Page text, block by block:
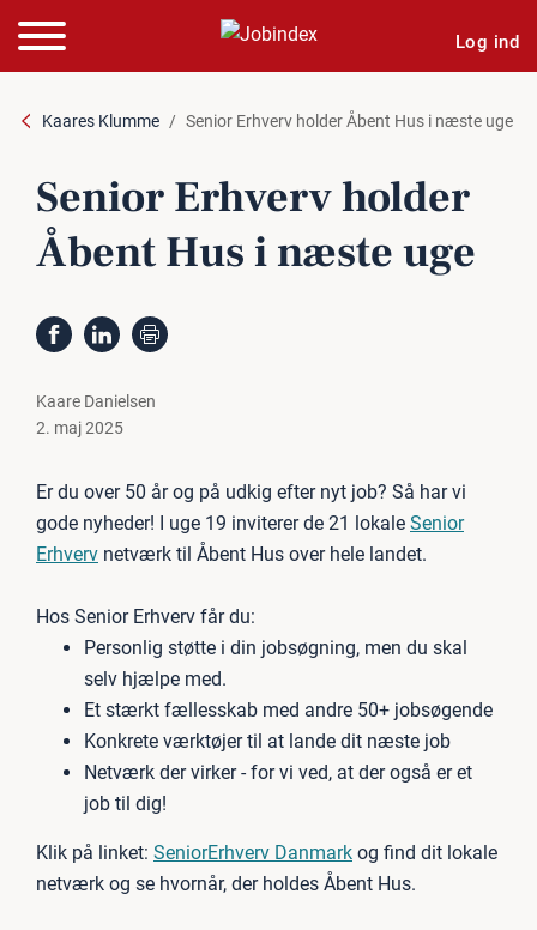
Log ind
Kaares Klumme Senior Erhverv holder Åbent Hus i næste uge
Senior Erhverv holder
Åbent Hus i næste uge
Kaare Danielsen
2. maj 2025
Er du over 50 år og på udkig efter nyt job? Så har vi
gode nyheder! I uge 19 inviterer de 21 lokale Senior
Erhverv netværk til Åbent Hus over hele landet.
Hos Senior Erhverv får du:
Personlig støtte i din jobsøgning, men du skal
selv hjælpe med.
Et stærkt fællesskab med andre 50+ jobsøgende
Konkrete værktøjer til at lande dit næste job
Netværk der virker - for vi ved, at der også er et
job til dig!
Klik på linket: SeniorErhverv Danmark og find dit lokale
netværk og se hvornår, der holdes Åbent Hus.